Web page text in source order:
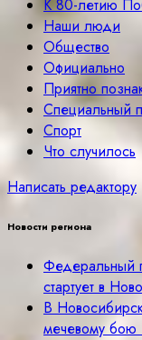
К 80-летию
Наши люди
Общество
Официально
Приятно
Специальный
Спорт
Что случилось
Написать редактору
Новости региона
Федеральный
стартует в
В
мечевому бою